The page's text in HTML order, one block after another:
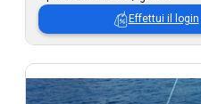
Effettui il login